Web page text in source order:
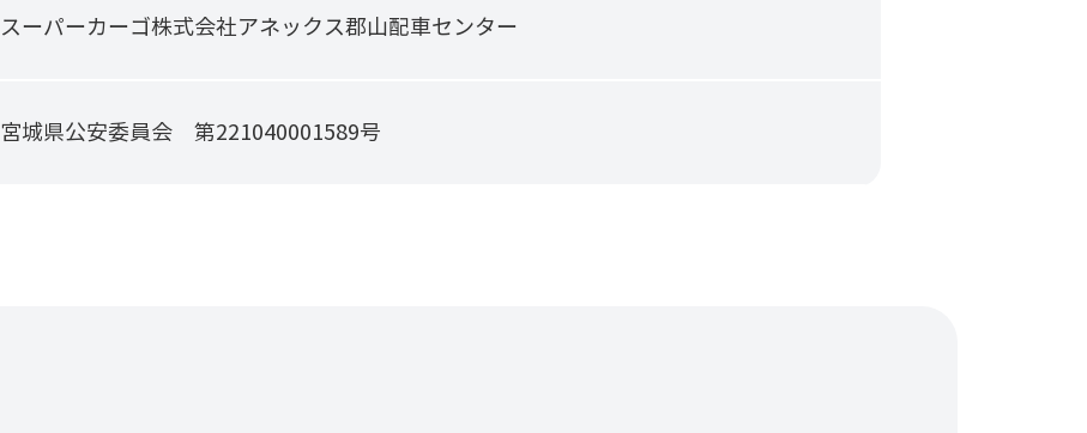
スーパーカーゴ株式会社アネックス郡山配車センター
宮城県公安委員会 第221040001589号